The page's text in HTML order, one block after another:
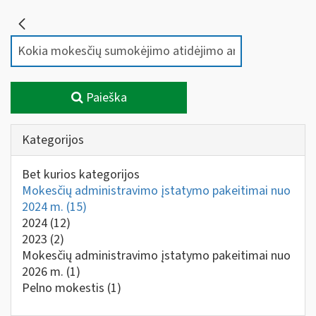
Paieška
Kategorijos
Bet kurios kategorijos
Mokesčių administravimo įstatymo pakeitimai nuo
2024 m. (15)
2024 (12)
2023 (2)
Mokesčių administravimo įstatymo pakeitimai nuo
2026 m. (1)
Pelno mokestis (1)